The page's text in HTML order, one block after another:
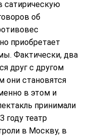
сатирическую
об
приобретает
Фактически, два
друг с другом
они становятся
в этом и
принимали
году театр
в Москву, в